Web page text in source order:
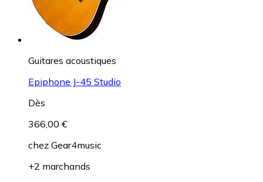
Guitares acoustiques
Epiphone J-45 Studio
Dès
366,00 €
chez Gear4music
+2 marchands